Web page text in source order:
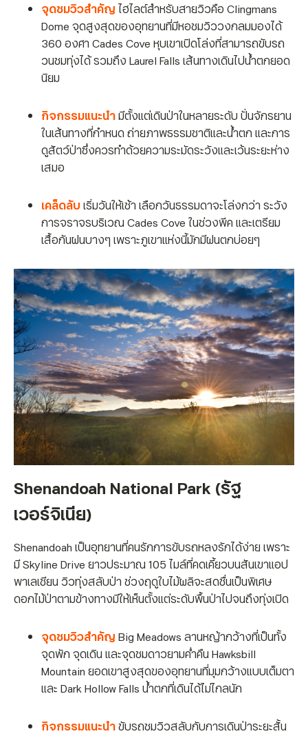
จุดชมวิวสำคัญ ไฮไลต์สำหรับสายวิวคือ Clingmans
Dome จุดสูงสุดของอุทยานที่มีหอชมวิววงกลมมองได้
360 องศา Cades Cove หุบเขาเปิดโล่งที่สามารถขับรถ
วนชมทุ่งได้ รวมถึง Laurel Falls เส้นทางเดินไปน้ำตกยอด
นิยม
กิจกรรมแนะนำมีตั้งแต่เดินป่าในหลายระดับ ปั่นจักรยาน
ในเส้นทางที่กำหนด ถ่ายภาพธรรมชาติและน้ำตก และการ
ดูสัตว์ป่าซึ่งควรทำด้วยความระมัดระวังและเว้นระยะห่าง
เสมอ
เคล็ดลับ เริ่มวันให้เช้า เลือกวันธรรมดาจะโล่งกว่า ระวัง
การจราจรบริเวณ Cades Cove ในช่วงพีค และเตรียม
เสื้อกันฝนบางๆ เพราะภูเขาแห่งนี้มักมีฝนตกบ่อยๆ
Shenandoah National Park (รัฐ
เวอร์จิเนีย)
Shenandoah เป็นอุทยานที่คนรักการขับรถหลงรักได้ง่าย เพราะ
มี Skyline Drive ยาวประมาณ 105 ไมล์ที่คดเคี้ยวบนสันเขาแอป
พาเลเชียน วิวทุ่งสลับป่า ช่วงฤดูใบไม้ผลิจะสดชื่นเป็นพิเศษ
ดอกไม้ป่าตามข้างทางมีให้เห็นตั้งแต่ระดับพื้นป่าไปจนถึงทุ่งเปิด
จุดชมวิวสำคัญ Big Meadows ลานหญ้ากว้างที่เป็นทั้ง
จุดพัก จุดเดิน และจุดชมดาวยามค่ำคืน Hawksbill
Mountain ยอดเขาสูงสุดของอุทยานที่มุมกว้างแบบเต็มตา
และ Dark Hollow Falls น้ำตกที่เดินได้ไม่ไกลนัก
กิจกรรมแนะนำขับรถชมวิวสลับกับการเดินป่าระยะสั้น